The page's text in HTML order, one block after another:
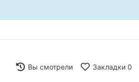
Вы смотрели Закладки 0